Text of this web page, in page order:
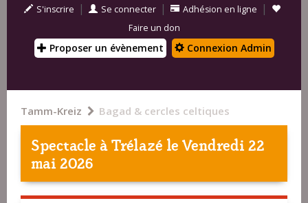
S'inscrire | Se connecter | Adhésion en ligne |
Faire un don
Proposer un évènement Connexion Admin
Tamm-Kreiz Bagad & cercles celtiques
Spectacle àTrélazé le Vendredi 22
mai 2026